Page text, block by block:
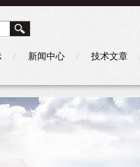
新闻中心 技术文章